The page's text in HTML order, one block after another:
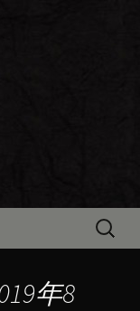
・和食
の公式ブ
味しい季節
魯ビン（ろ
らせや、お
とどけしま
検
年8